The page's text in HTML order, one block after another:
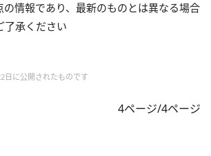
情報であり、最新のものとは異なる場合
了承ください
日に公開されたものです
4ページ/4ページ